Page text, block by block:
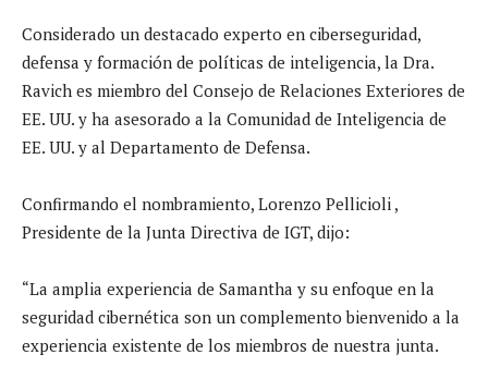
Considerado un destacado experto en ciberseguridad,
defensa y formación de políticas de inteligencia, la Dra.
Ravich es miembro del Consejo de Relaciones Exteriores de
EE. UU. y ha asesorado a la Comunidad de Inteligencia de
EE. UU. y al Departamento de Defensa.
Confirmando el nombramiento, Lorenzo Pellicioli ,
Presidente de la Junta Directiva de IGT, dijo:
“La amplia experiencia de Samantha y su enfoque en la
seguridad cibernética son un complemento bienvenido a la
experiencia existente de los miembros de nuestra junta.